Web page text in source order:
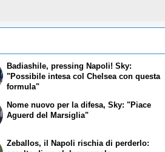
Badiashile, pressing Napoli! Sky:
"Possibile intesa col Chelsea con questa
formula"
Nome nuovo per la difesa, Sky: "Piace
Aguerd del Marsiglia"
Zeballos, il Napoli rischia di perderlo: